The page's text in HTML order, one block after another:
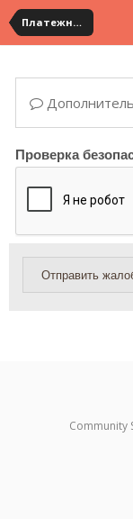
Платежная система ALIPAY и оплата банковскими картами
Проверка
Отправить
Community